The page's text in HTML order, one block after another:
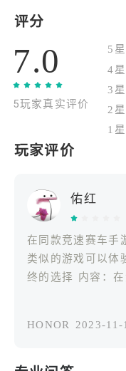
受标志性地标的启
真实世界和奇幻地
入原始玛雅遗址，
成轰动一时的电影体
各种赛车模式
以单人模式踏上旅
车。或者，潜入在
角落的多达 11 位
享受多样化的社交活
派对永不止步！加
场景中社交盛会的
多种豪华汽车的奇
评分
7.0
5玩家真实评价
5星
4星
3星
2星
1星
玩家评价
佑红
在同款竞速赛车手
类似的游戏可以体
终的选择 内容：
到19年极品飞车出
HONOR 2023-11-17